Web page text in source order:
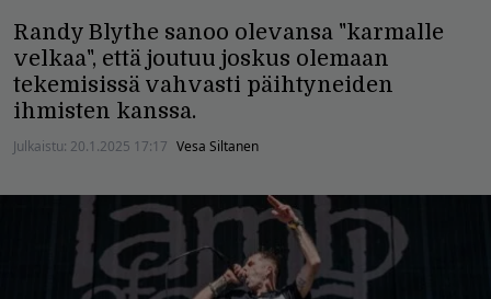
Randy Blythe sanoo olevansa "karmalle
velkaa", että joutuu joskus olemaan
tekemisissä vahvasti päihtyneiden
ihmisten kanssa.
Julkaistu: 20.1.2025 17:17 Vesa Siltanen